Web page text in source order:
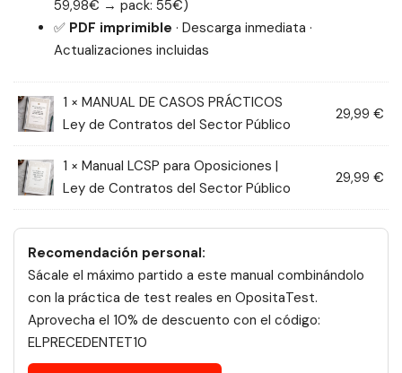
59,98€ → pack: 55€)
✅ PDF imprimible · Descarga inmediata ·
Actualizaciones incluidas
1 × MANUAL DE CASOS PRÁCTICOS
Ley de Contratos del Sector Público
29,99 €
1 × Manual LCSP para Oposiciones |
Ley de Contratos del Sector Público
29,99 €
Recomendación personal:
Sácale el máximo partido a este manual combinándolo
con la práctica de test reales en OpositaTest.
Aprovecha el 10% de descuento con el código:
ELPRECEDENTET10